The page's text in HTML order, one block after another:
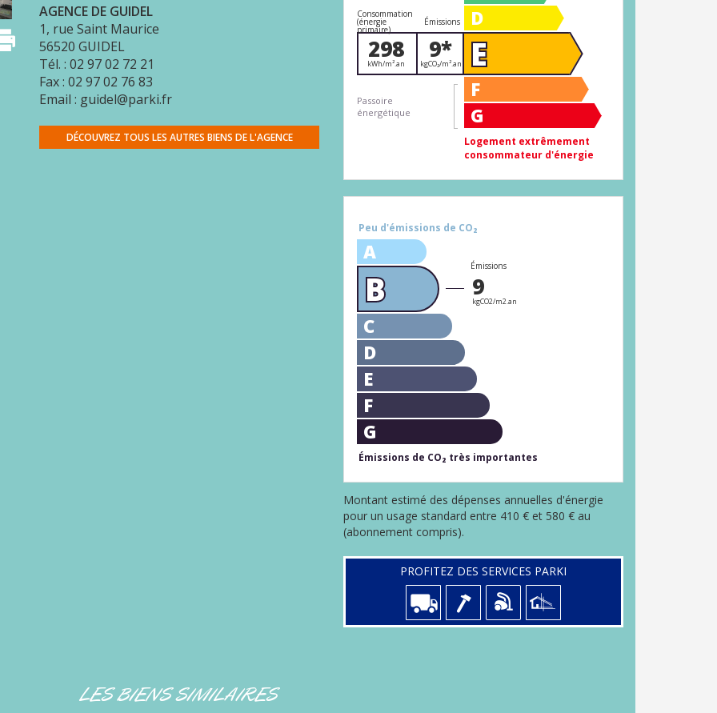
AGENCE DE GUIDEL
1, rue Saint Maurice
56520 GUIDEL
Tél. : 02 97 02 72 21
Fax : 02 97 02 76 83
Email : guidel@parki.fr
DÉCOUVREZ TOUS LES AUTRES BIENS DE L'AGENCE
D
Consommation
(énergie
primaire)
298
kWh/m².an
Émissions
9*
kgCO₂/m².an E
F
G
Passoire
énergétique
Logement extrêmement
consommateur d'énergie
Peu d'émissions de CO₂
A
Émissions
9
kgCO2/m2.an
B
C
D
E
F
G
Émissions de CO₂ très importantes
Montant estimé des dépenses annuelles d'énergie
pour un usage standard entre 410 € et 580 € au
(abonnement compris).
PROFITEZ DES SERVICES PARKI
LES BIENS SIMILAIRES